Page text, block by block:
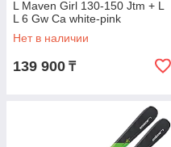
L Maven Girl 130-150 Jtm + L
L 6 Gw Ca white-pink
Нет в наличии
139 900 ₸